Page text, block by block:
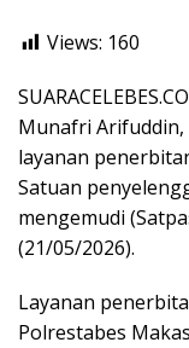
Views: 160
Munafri
layanan
Satuan
mengemudi
(21/05/2026).
Layanan
Polrestabes